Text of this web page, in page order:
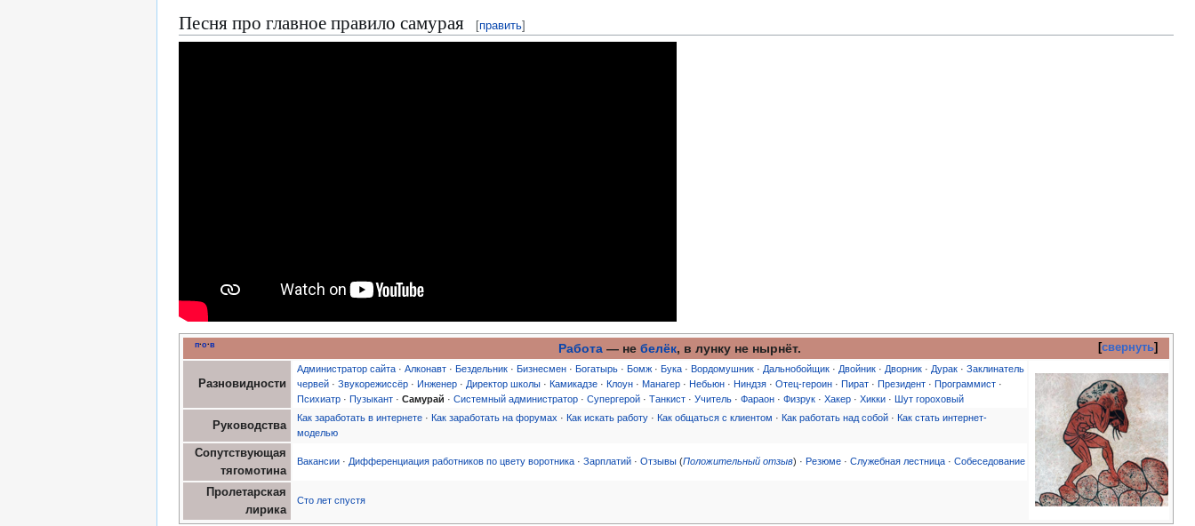
Песня про главное правило самурая [править]
свернуть
п·о·в Работа — небелёк, в лунку не нырнёт.
Разновидности
Администратор сайта · Алконавт · Бездельник · Бизнесмен · Богатырь · Бомж · Бука · Вордомушник · Дальнобойщик · Двойник · Дворник · Дурак · Заклинатель
червей · Звукорежиссёр · Инженер · Директор школы · Камикадзе · Клоун · Манагер · Небьюн · Ниндзя · Отец-героин · Пират · Президент · Программист ·
Психиатр · Пузыкант · Самурай · Системный администратор · Супергерой · Танкист · Учитель · Фараон · Физрук · Хакер · Хикки · Шут гороховый
Руководства
Как заработать в интернете · Как заработать на форумах · Как искать работу · Как общаться с клиентом · Как работать над собой · Как стать интернет-
моделью
Сопутствующая
тягомотина
Вакансии · Дифференциация работников по цвету воротника · Зарплатий · Отзывы (Положительный отзыв) · Резюме · Служебная лестница · Собеседование
Пролетарская
лирика
Сто лет спустя